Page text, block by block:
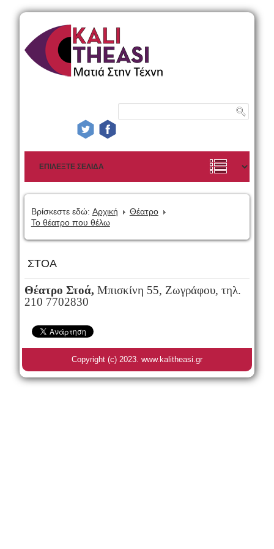
Βρίσκεστε εδώ: Αρχική
Θέατρο
Το θέατρο που θέλω
ΣΤΟΑ
Θέατρο Στοά, Μπισκίνη 55, Ζωγράφου, τηλ.
210 7702830
Copyright (c) 2023. www.kalitheasi.gr